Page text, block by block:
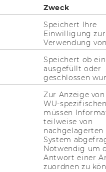
an der
Wien
Ste­fa­nie Lucas
für Wirtschafts-​
Ge­schich­te, Uni­ver­si­tät,
Zweck
Speichert Ihre
Einwilligung zur
Verwendung
Speichert ob
ausgefüllt oder
geschlossen
Zur Anzeige
WU-
müssen
teilweise von
nachgelagerten
System
Notwendig um
Antwort einer
zuordnen zu